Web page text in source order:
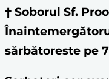
† Soborul Sf.
sărbătoreste pe